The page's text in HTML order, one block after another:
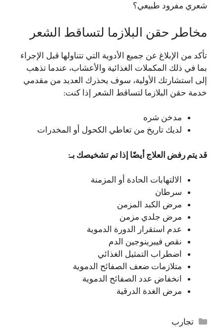
شعري مفرود طبيعي؟
مخاطر حقن البلازما لتساقط الشعر
تأكد من الإبلاغ عن جميع الأدوية التي تتناولها قبل الإجراء
بما في ذلك المكملات الغذائية والأعشاب، عندما تذهب
إلى استشارتك الأولية، سوف يحذرك العديد من مقدمي
خدمة حقن البلازما لتساقط الشعر إذا كنت:
مدخن شره
لديك تاريخ من تعاطي الكحول أو المخدرات
قد يتم رفض العلاج أيضًا إذا تم تشخيصك بـ:
الالتهابات الحادة أو المزمنة
سرطان
مرض الكبد المزمن
مرض جلدي مزمن
عدم استقرار الدورة الدموية
نقص فيبرينوجين الدم
اضطراب التمثيل الغذائي
متلازمات ضعف الصفائح الدموية
انخفاض عدد الصفائح الدموية
مرض الغدة الدرقية
التصنيفات
تجارب